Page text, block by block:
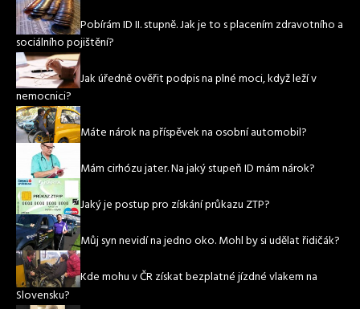
Pobírám ID II. stupně. Jak je to s placením zdravotního a
sociálního pojištění?
Jak úředně ověřit podpis na plné moci, když leží v
nemocnici?
Máte nárok na příspěvek na osobní automobil?
Mám cirhózu jater. Na jaký stupeň ID mám nárok?
Jaký je postup pro získání průkazu ZTP?
Můj syn nevidí na jedno oko. Mohl by si udělat řidičák?
Kde mohu v ČR získat bezplatné jízdné vlakem na
Slovensku?